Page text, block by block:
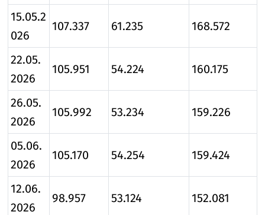
15.05.2
026
107.337 61.235 168.572
22.05.
2026
105.951 54.224 160.175
26.05.
2026
105.992 53.234 159.226
05.06.
2026
105.170 54.254 159.424
12.06.
2026
98.957 53.124 152.081